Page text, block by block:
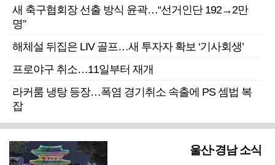
새 축구협회장 선출 방식 윤곽…“선거인단 192→2만
명”
해체설 뒤집은 LIV 골프…새 투자자 확보 ‘기사회생’
프로야구 취소…11일부터 재개
라커룸 냉탕 등장…폭염 경기취소 속출에 PS 셈법 복
잡
울산·경남 소식